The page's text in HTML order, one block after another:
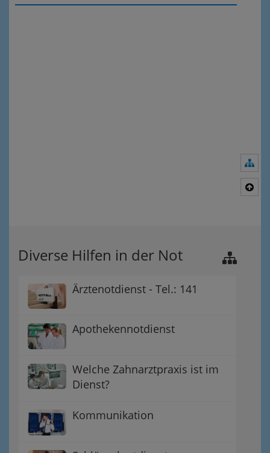
Diverse Hilfen in der Not
Ärztenotdienst - Tel.: 141
Apothekennotdienst
Welche Zahnarztpraxis ist im
Dienst?
Kommunikation